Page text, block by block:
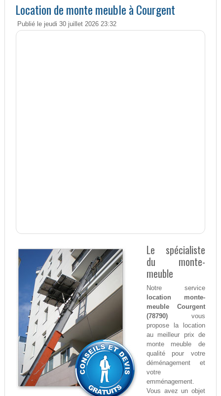
Location de monte meuble à Courgent
Publié le jeudi 30 juillet 2026 23:32
Le spécialiste
du monte-
meuble
Notre service
location monte-
meuble Courgent
(78790)vous
propose la location
au meilleur prix de
monte meuble de
qualité pour votre
déménagement et
votre
emménagement.
Vous avez un objet